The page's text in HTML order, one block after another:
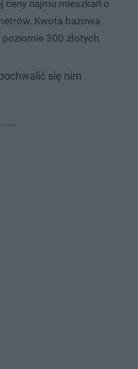
ceny najmu mieszkań o
Kwota bazowa
300 złotych.
się nim